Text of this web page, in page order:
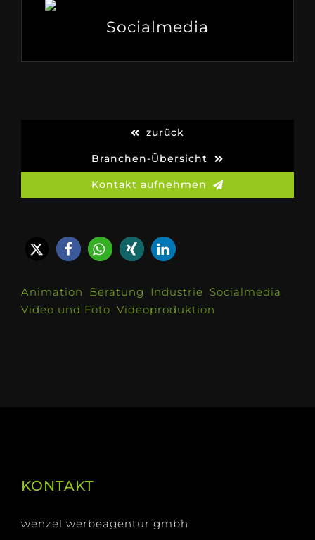
Socialmedia
zurück
Branchen-Übersicht
Kontakt aufnehmen
Animation Beratung Industrie Socialmedia
Video und Foto Videoproduktion
KONTAKT
wenzel werbeagentur gmbh